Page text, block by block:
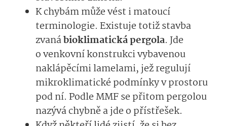
K chybám může vést i matoucí
terminologie. Existuje totiž stavba
zvanábioklimatická pergola. Jde
o venkovní konstrukci vybavenou
naklápěcími lamelami, jež regulují
mikroklimatické podmínky v prostoru
pod ní. Podle MMF se přitom pergolou
nazývá chybně a jde o přístřešek.